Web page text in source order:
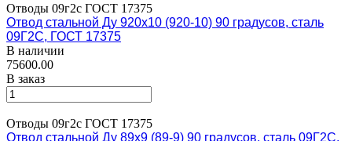
Отводы 09г2с ГОСТ 17375
Отвод стальной Ду 920х10 (920-10) 90 градусов, сталь
09Г2С, ГОСТ 17375
В наличии
75600.00
В заказ
Отводы 09г2с ГОСТ 17375
Отвод стальной Ду 89х9 (89-9) 90 градусов, сталь 09Г2С,